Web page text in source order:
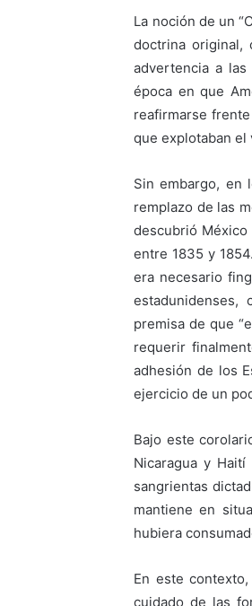
La noción de un
doctrina original,
advertencia a
época en que
reafirmarse
que explotaban el
Sin embargo, en
remplazo de las
descubrió
entre 1835 y
era necesario
premisa de que
requerir
adhesión de los
ejercicio de un
Bajo este
Nicaragua y
sangrientas
mantiene en
hubiera
En este
cuidado de las